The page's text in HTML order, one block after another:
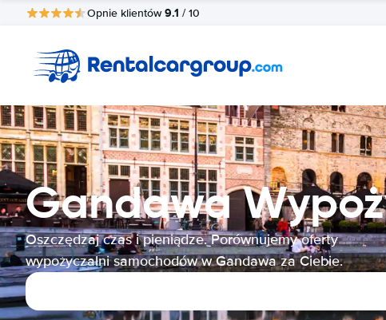
Opnie klientów9.1 / 10
Gandawa
Oszczędzaj czas i pieniądze. Porównujemy oferty
wypożyczalni samochodów w Gandawa za Ciebie.